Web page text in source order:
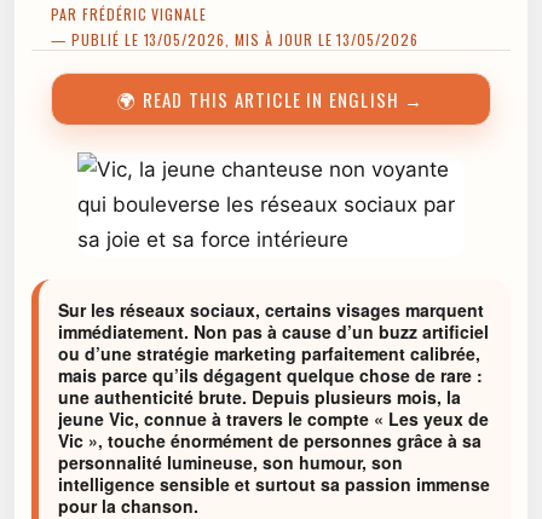
PAR FRÉDÉRIC VIGNALE
— PUBLIÉ LE 13/05/2026, MIS À JOUR LE 13/05/2026
🌍 READ THIS ARTICLE IN ENGLISH →
Sur les réseaux sociaux, certains visages marquent
immédiatement. Non pas à cause d’un buzz artificiel
ou d’une stratégie marketing parfaitement calibrée,
mais parce qu’ils dégagent quelque chose de rare :
une authenticité brute. Depuis plusieurs mois, la
jeune Vic, connue à travers le compte « Les yeux de
Vic », touche énormément de personnes grâce à sa
personnalité lumineuse, son humour, son
intelligence sensible et surtout sa passion immense
pour la chanson.